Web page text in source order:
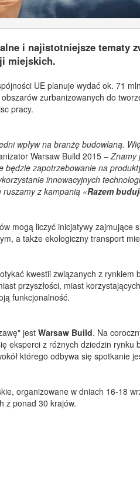
i najistotniejsze tematy
miejskich.
UE planuje wydać ok. 71
zurbanizowanych do
pracy.
wpływ na branżę budowlaną.
Warsaw Build 2015 –Znamy
zapotrzebowanie na
innowacyjnych
z kampanią «Razem
mogą liczyć inicjatywy zajmujące
a także ekologiczny transport
kwestii związanych z
przyszłości, miast
funkcjonalność.
jest Warsaw Build. Na
eksperci z różnych dziedzin rynku
którego odbywa się spotkanie
organizowane w dniach 16-18
z ponad 30 krajów.